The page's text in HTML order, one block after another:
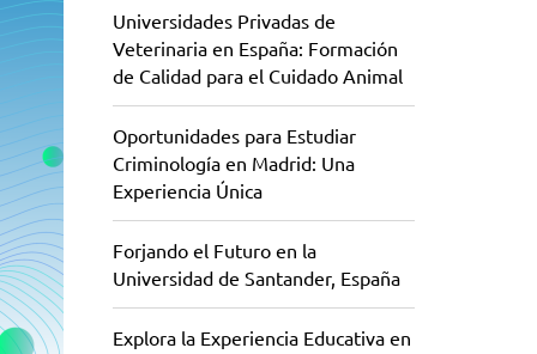
Universidades Privadas de
Veterinaria en España: Formación
de Calidad para el Cuidado Animal
Oportunidades para Estudiar
Criminología en Madrid: Una
Experiencia Única
Forjando el Futuro en la
Universidad de Santander, España
Explora la Experiencia Educativa en